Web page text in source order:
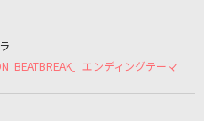
クエスト
BEATBREAK」エンディングテーマ